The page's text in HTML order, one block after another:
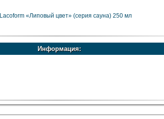
Lacoform «Липовый цвет» (серия сауна) 250 мл
Информация: